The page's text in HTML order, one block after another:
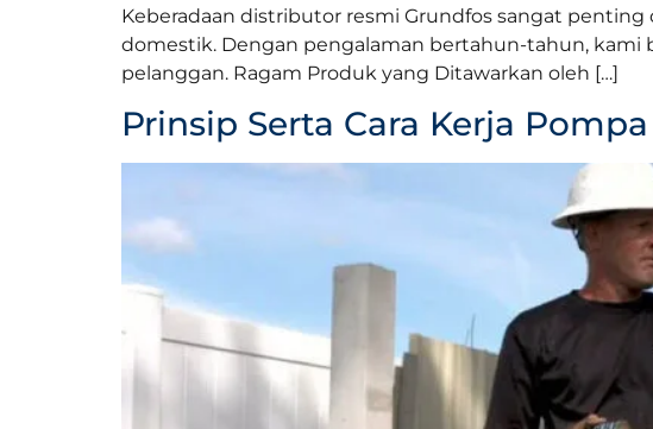
Keberadaan distributor resmi Grundfos sangat
domestik. Dengan pengalaman bertahun-tahun,
pelanggan. Ragam Produk yang Ditawarkan oleh […]
Prinsip Serta Cara Kerja